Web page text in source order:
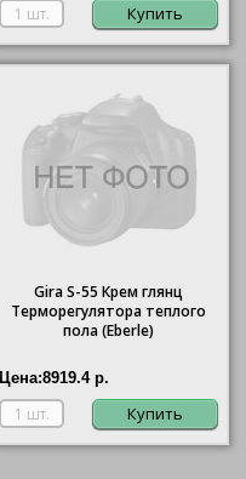
Купить
GiraS-55 Крем глянц
Терморегулятора теплого
пола (Eberle)
Цена:8919.4 р.
Купить